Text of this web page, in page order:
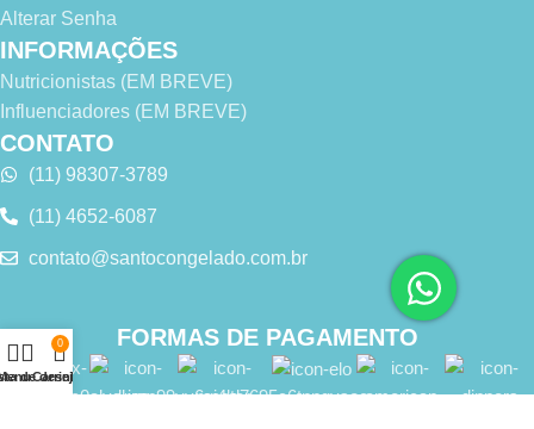
Alterar Senha
INFORMAÇÕES
Nutricionistas (EM BREVE)
Influenciadores (EM BREVE)
CONTATO
(11) 98307-3789
(11) 4652-6087
contato@santocongelado.com.br
FORMAS DE PAGAMENTO
de desejos
0
Carrinho